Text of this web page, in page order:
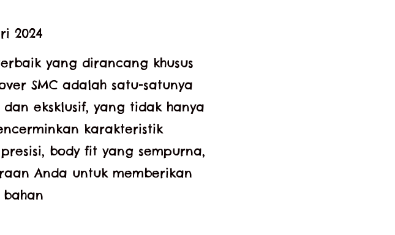
2024
yang dirancang khusus
SMC adalah satu-satunya
eksklusif, yang tidak hanya
karakteristik
body fit yang sempurna,
Anda untuk memberikan